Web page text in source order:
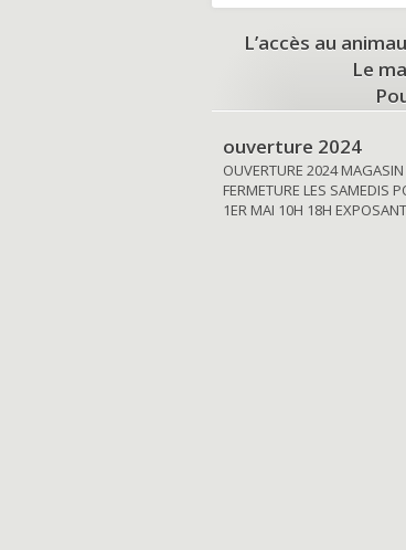
L’accès au
Le
ouverture 2024
OUVERTURE 2024
FERMETURE LES SAMEDIS
1ER MAI 10H 18H